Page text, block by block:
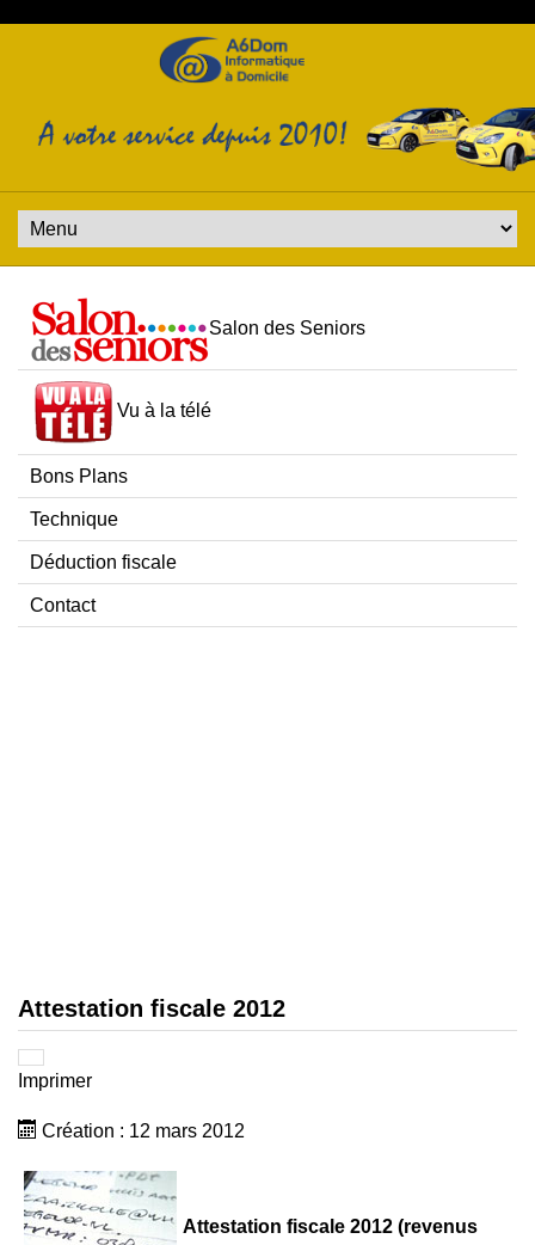
Salon des Seniors
Vu à la télé
Bons Plans
Technique
Déduction fiscale
Contact
Attestation fiscale 2012
Imprimer
Création : 12 mars 2012
Attestation fiscale 2012 (revenus